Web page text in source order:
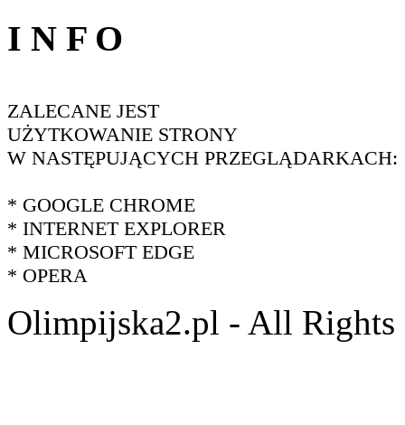
I N F O
ZALECANE JEST
UŻYTKOWANIE STRONY
W NASTĘPUJĄCYCH PRZEGLĄDARKACH:
* GOOGLE CHROME
* INTERNET EXPLORER
* MICROSOFT EDGE
* OPERA
Olimpijska2.pl - All Rights